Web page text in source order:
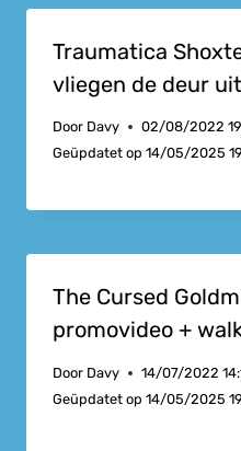
Traumatica
vliegen de deur uit
Door Davy
02/08/2022
Geüpdatet op 14/05/2025
The Cursed
promovideo +
Door Davy
14/07/2022
Geüpdatet op 14/05/2025